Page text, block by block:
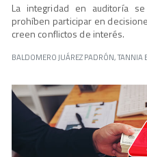
La integridad en auditoría
prohíben participar en
creen conflictos de interés.
BALDOMERO JUÁREZ PADRÓN, TANNIA